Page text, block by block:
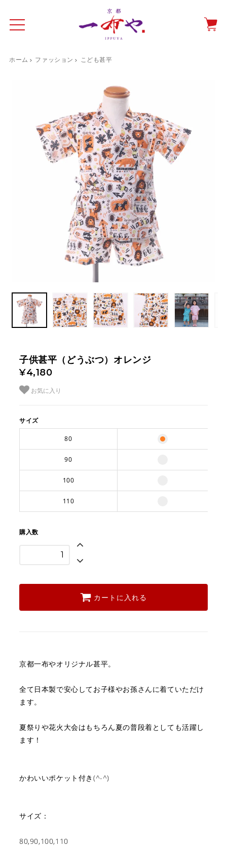
ド 一布やについて 商品をみる
テーブルウエア特集
光田愛のテーブルコーディネート
ホーム ファッション こども甚平
子供甚平（どうぶつ）オレンジ
¥4,180
お気に入り
サイズ
80
90
100
110
購入数
カートに入れる
京都一布やオリジナル甚平。
全て日本製で安心してお子様やお孫さんに着ていただけ
ます。
夏祭りや花火大会はもちろん夏の普段着としても活躍し
ます！
かわいいポケット付き(^-^)
サイズ：
80,90,100,110